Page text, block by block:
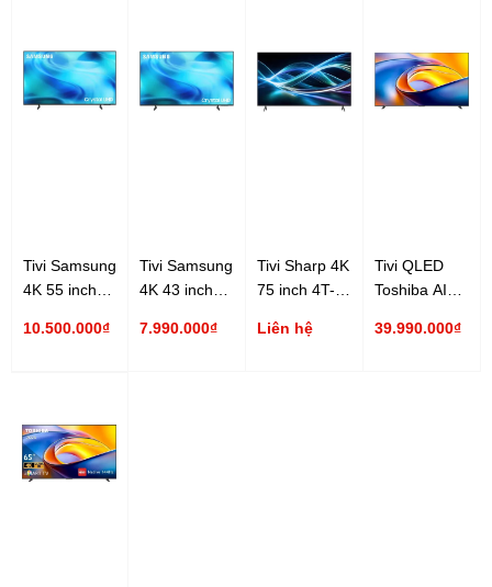
Tivi Samsung
4K 55 inch
10.500.000₫
Tivi Samsung
4K 43 inch
7.990.000₫
Tivi Sharp 4K
75 inch 4T-
Liên hệ
Tivi QLED
Toshiba AI
100Z570RP
39.990.000₫